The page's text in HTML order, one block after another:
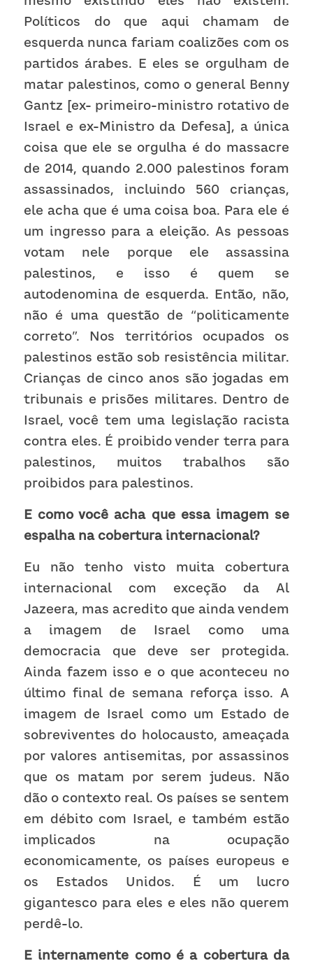
Políticos do que aqui chamam de
esquerda nunca fariam coalizões com os
partidos árabes. E eles se orgulham de
matar palestinos, como o general Benny
Gantz [ex- primeiro-ministro rotativo de
Israel e ex-Ministro da Defesa], a única
coisa que ele se orgulha é do massacre
de 2014, quando 2.000 palestinos foram
assassinados, incluindo 560 crianças,
ele acha que é uma coisa boa. Para ele é
um ingresso para a eleição. As pessoas
votam nele porque ele assassina
palestinos, e isso é quem se
autodenomina de esquerda. Então, não,
não é uma questão de “politicamente
correto”. Nos territórios ocupados os
palestinos estão sob resistência militar.
Crianças de cinco anos são jogadas em
tribunais e prisões militares. Dentro de
Israel, você tem uma legislação racista
contra eles. É proibido vender terra para
palestinos, muitos trabalhos são
proibidos para palestinos.
E como você acha que essa imagem se
espalha na cobertura internacional?
Eu não tenho visto muita cobertura
internacional com exceção da Al
Jazeera, mas acredito que ainda vendem
a imagem de Israel como uma
democracia que deve ser protegida.
Ainda fazem isso e o que aconteceu no
último final de semana reforça isso. A
imagem de Israel como um Estado de
sobreviventes do holocausto, ameaçada
por valores antisemitas, por assassinos
que os matam por serem judeus. Não
dão o contexto real. Os países se sentem
em débito com Israel, e também estão
implicados na ocupação
economicamente, os países europeus e
os Estados Unidos. É um lucro
gigantesco para eles e eles não querem
perdê-lo.
E internamente como é a cobertura da